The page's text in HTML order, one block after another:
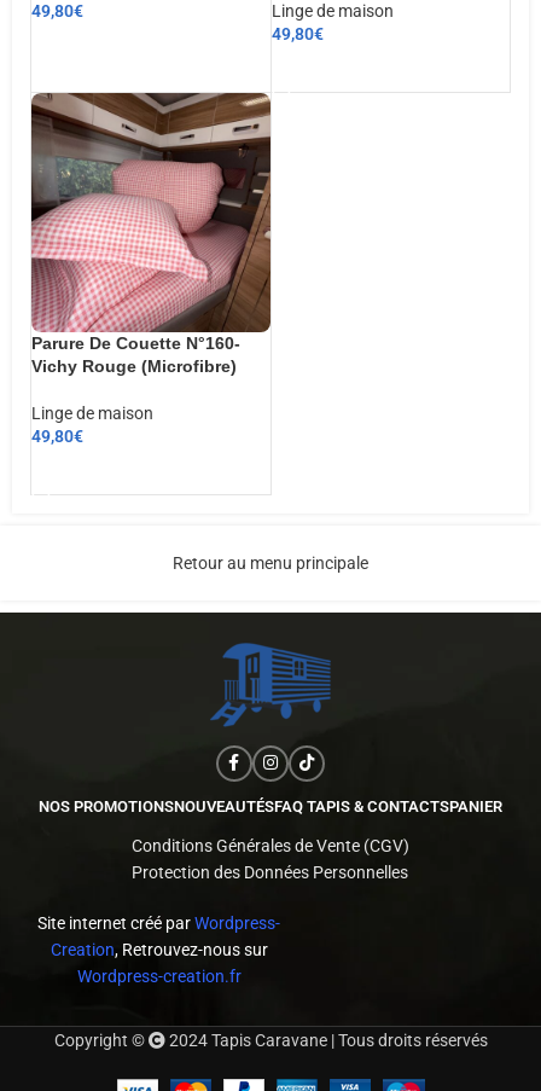
49,80€
Linge de maison
49,80€
Parure De Couette N°160-
Vichy Rouge (Microfibre)
Linge de maison
49,80€
Retour au menu principale
NOS PROMOTIONSNOUVEAUTÉSFAQ TAPIS & CONTACTSPANIER
Conditions Générales de Vente (CGV)
Protection des Données Personnelles
Site internet créé parWordpress-
Creation, Retrouvez-nous sur
Wordpress-creation.fr
Copyright © 2024 Tapis Caravane | Tous droits réservés